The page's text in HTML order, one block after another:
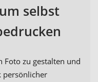
selbst
Foto zu gestalten und
persönlicher